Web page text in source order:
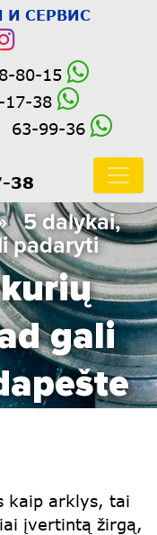
И СЕРВИС
80-15
17-38
63-99-36
38
gali
5 dalykai,
padaryti
kaip arklys, tai
įvertintą žirgą,